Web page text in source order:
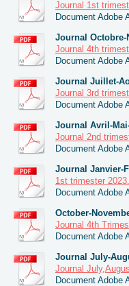
Journal 1st
Document Adobe
Journal Octobre-
Journal 4th
Document Adobe
Journal Juillet-
Journal 3rd
Document Adobe
Journal Avril-
Journal 2nd
Document Adobe
Journal Janvier-
1st trimester
Document Adobe
October-
Journal 4th
Document Adobe
Journal July-
Journal
Document Adobe